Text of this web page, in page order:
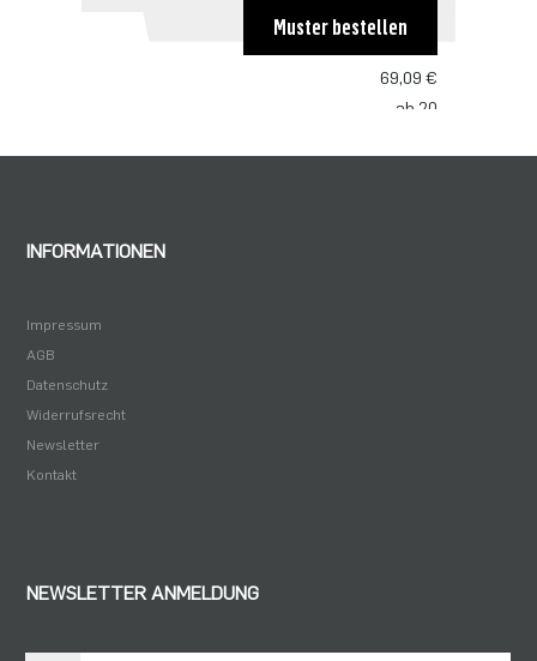
80,99 €
69,09 €
ab 20
Muster bestellen
INFORMATIONEN
Impressum
AGB
Datenschutz
Widerrufsrecht
Newsletter
Kontakt
NEWSLETTER ANMELDUNG